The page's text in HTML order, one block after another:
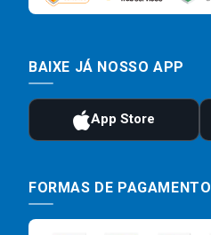
BAIXE JÁ NOSSO APP
FORMAS DE PAGAMENTO